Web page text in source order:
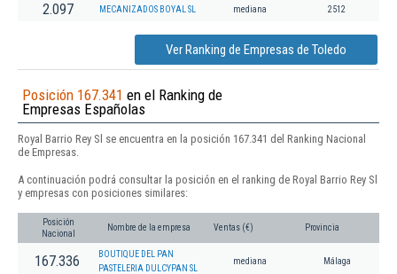
2.097 MECANIZADOS BOYAL SL mediana 2512
Ver Ranking de Empresas de Toledo
Posición 167.341 en el Ranking de
Empresas Españolas
Royal Barrio Rey Sl se encuentra en la posición 167.341 del Ranking Nacional
de Empresas.
A continuación podrá consultar la posición en el ranking de Royal Barrio Rey Sl
y empresas con posiciones similares:
Posición
Nacional
Nombre de la empresa Ventas (€) Provincia
167.336
BOUTIQUE DEL PAN
PASTELERIA DULCYPAN SL
mediana Málaga